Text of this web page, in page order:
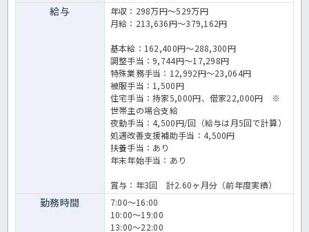
給与
年収：298万円～529万円
月給：213,636円～379,162円
基本給：162,400円～288,300円
調整手当：9,744円～17,298円
特殊業務手当：12,992円～23,064円
被服手当：1,500円
住宅手当：持家5,000円、借家22,000円 ※
世帯主の場合支給
夜勤手当：4,500円/回（給与は月5回で計算）
処遇改善支援補助手当：4,500円
扶養手当：あり
年末年始手当：あり
賞与：年3回 計2.60ヶ月分（前年度実績）
勤務時間
7:00～16:00
10:00～19:00
13:00～22:00